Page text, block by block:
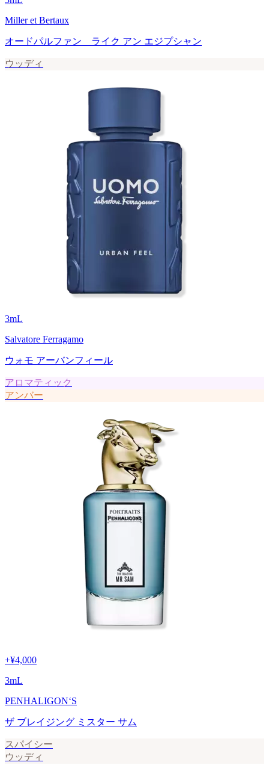
Miller et Bertaux
オードパルファン ライク アン エジプシャン
ウッディ
3mL
Salvatore Ferragamo
ウォモ アーバンフィール
アロマティック
アンバー
+¥4,000
3mL
PENHALIGON‘S
ザ ブレイジング ミスター サム
スパイシー
ウッディ